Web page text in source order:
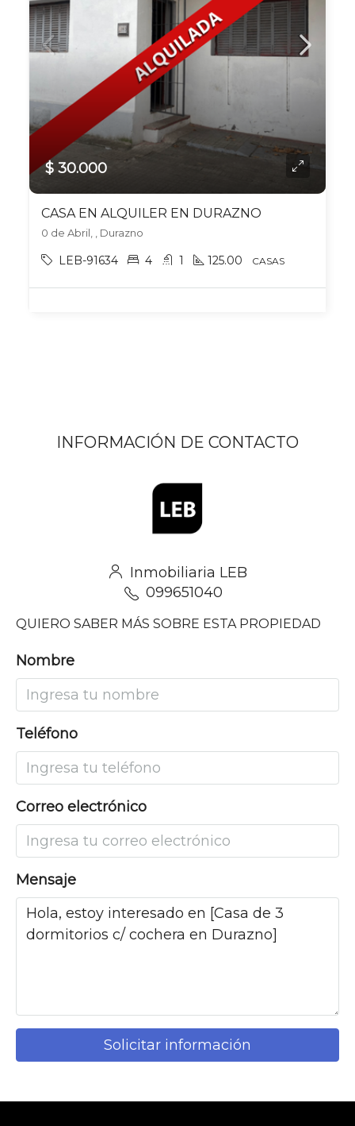
$ 30.000
CASA EN ALQUILER EN DURAZNO
0 de Abril, , Durazno
LEB-91634 4 1 125.00 CASAS
INFORMACIÓN DE CONTACTO
Inmobiliaria LEB
099651040
QUIERO SABER MÁS SOBRE ESTA PROPIEDAD
Nombre
Teléfono
Correo electrónico
Mensaje
Solicitar información